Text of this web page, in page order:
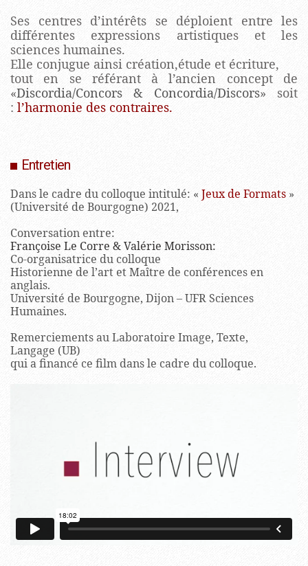
Ses centres d’intérêts se déploient entre les
différentes expressions artistiques et les
sciences humaines.
Elle conjugue ainsi création,étude et écriture,
tout en se référant à l’ancien concept de
«Discordia/Concors & Concordia/Discors» soit
: l’harmonie des contraires.
Entretien
Dans le cadre du colloque intitulé: « Jeux de Formats »
(Université de Bourgogne) 2021,
Conversation entre:
Françoise Le Corre & Valérie Morisson:
Co-organisatrice du colloque
Historienne de l’art et Maître de conférences en
anglais.
Université de Bourgogne, Dijon – UFR Sciences
Humaines.
Remerciements au Laboratoire Image, Texte,
Langage (UB)
qui a financé ce film dans le cadre du colloque.